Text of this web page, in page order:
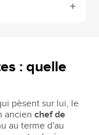
: quelle
pèsent sur lui, le
ancienchef de
au terme d'au